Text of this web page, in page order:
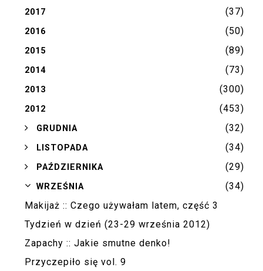
2017 (37)
2016 (50)
2015 (89)
2014 (73)
2013 (300)
2012 (453)
►GRUDNIA (32)
► LISTOPADA (34)
► PAŹDZIERNIKA (29)
▼WRZEŚNIA
(34)
Makijaż :: Czego używałam latem, część 3
Tydzień w dzień (23-29 września 2012)
Zapachy :: Jakie smutne denko!
Przyczepiło się vol. 9